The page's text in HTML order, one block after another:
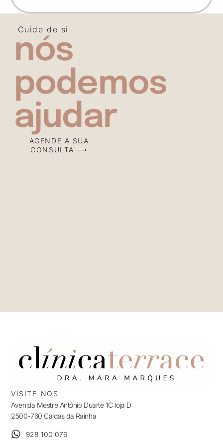
Cuide de si
nós
podemos
ajudar
AGENDE A SUA
CONSULTA ⟶
VISITE-NOS
Avenida Mestre António Duarte 1C loja D
2500-760 Caldas da Rainha
928 100 076